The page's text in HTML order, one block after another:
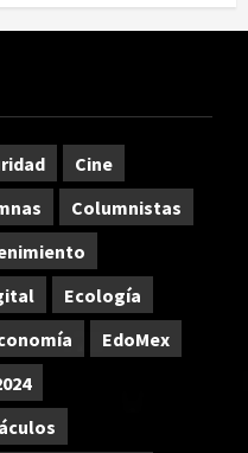
Cine
Columnistas
Ecología
EdoMex